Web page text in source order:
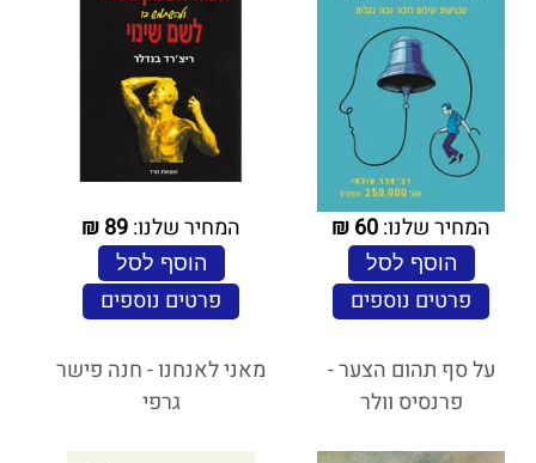
המחיר שלנו:60
₪
הוסף לסל
פרטים נוספים
המחיר שלנו:89
₪
הוסף לסל
פרטים נוספים
על סף תהום הצער -
פרנסיס וולר
מאני לאנחנו - חנה פישר
גרפי